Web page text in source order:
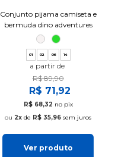
Conjunto pijama camiseta e
bermuda dino adventures
01 02 06 14
a partir de
R$ 89,90
R$ 71,92
R$ 68,32 no pix
2x de R$ 35,96 sem juros
Ver produto